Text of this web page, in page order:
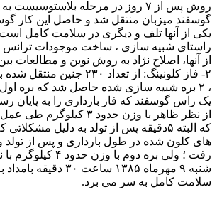
گوسفند میزبان منتقل شد و حاصل این کار
یکی از آنها تلف و دیگری در سلامت کامل
راستای شبیه سازی ، ساخت موجودات ترانس
از آنها، اصلاح نژاد به روش نوین و مطالعات
یک راس گوسفند که فاز بارداری را به پایان
از نظر ظاهر با وزن حدود ۳
که البته ۵دقیقه پس از تولد به دلیل
های کلون شده در طول بارداری و پس از تولد
رفت ؛ ولی بره دوم با
شنبه ۹ مهرماه ۱۳۸۵ ساعت ۳۰
سلامت کامل به سر می برد.